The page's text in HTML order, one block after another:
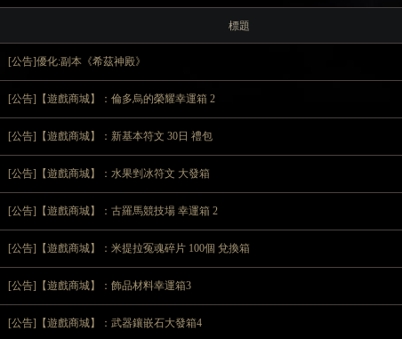
標題
[公告]優化:副本《希茲神殿》
[公告]【遊戲商城】：倫多烏的榮耀幸運箱 2
[公告]【遊戲商城】：新基本符文 30日 禮包
[公告]【遊戲商城】：水果剉冰符文 大發箱
[公告]【遊戲商城】：古羅馬競技場 幸運箱 2
[公告]【遊戲商城】：米提拉冤魂碎片 100個 兌換箱
[公告]【遊戲商城】：飾品材料幸運箱3
[公告]【遊戲商城】：武器鑲嵌石大發箱4